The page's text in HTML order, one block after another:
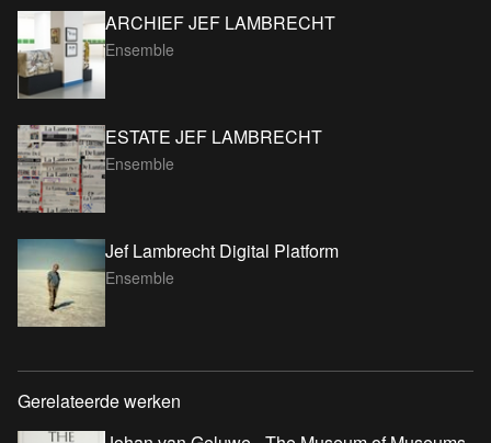
ARCHIEF JEF LAMBRECHT
Ensemble
ESTATE JEF LAMBRECHT
Ensemble
Jef Lambrecht Digital Platform
Ensemble
Gerelateerde werken